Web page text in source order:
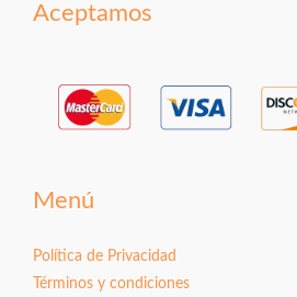
Aceptamos
Menú
Política de Privacidad
Términos y condiciones